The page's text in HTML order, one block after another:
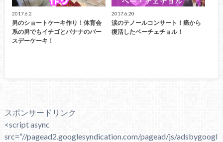
2017.6.2
男のショートケーキ作り！体育会
系の男でもイチゴとバナナのバー
スデーケーキ！
2017.6.20
涙のテノールコンサート！癌から
復活したベーチェチョル！
スポンサードリンク
<script async
src=”//pagead2.googlesyndication.com/pagead/js/adsbygoogl